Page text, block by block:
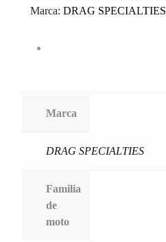
Marca: DRAG SPECIALTIES
Marca
DRAG SPECIALTIES
Familia
de
moto